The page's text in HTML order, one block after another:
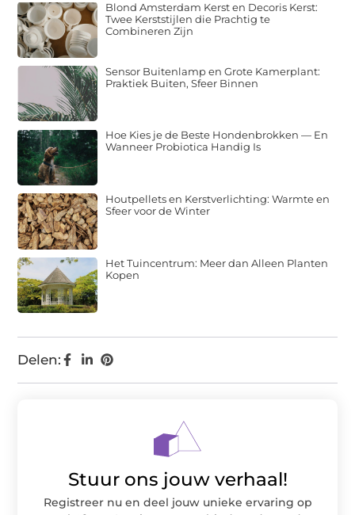
Delen:
Blond Amsterdam Kerst en Decoris Kerst:
Twee Kerststijlen die Prachtig te
Combineren Zijn
Sensor Buitenlamp en Grote Kamerplant:
Praktiek Buiten, Sfeer Binnen
Hoe Kies je de Beste Hondenbrokken — En
Wanneer Probiotica Handig Is
Houtpellets en Kerstverlichting: Warmte en
Sfeer voor de Winter
Het Tuincentrum: Meer dan Alleen Planten
Kopen
Stuur ons jouw verhaal!
Registreer nu en deel jouw unieke ervaring op